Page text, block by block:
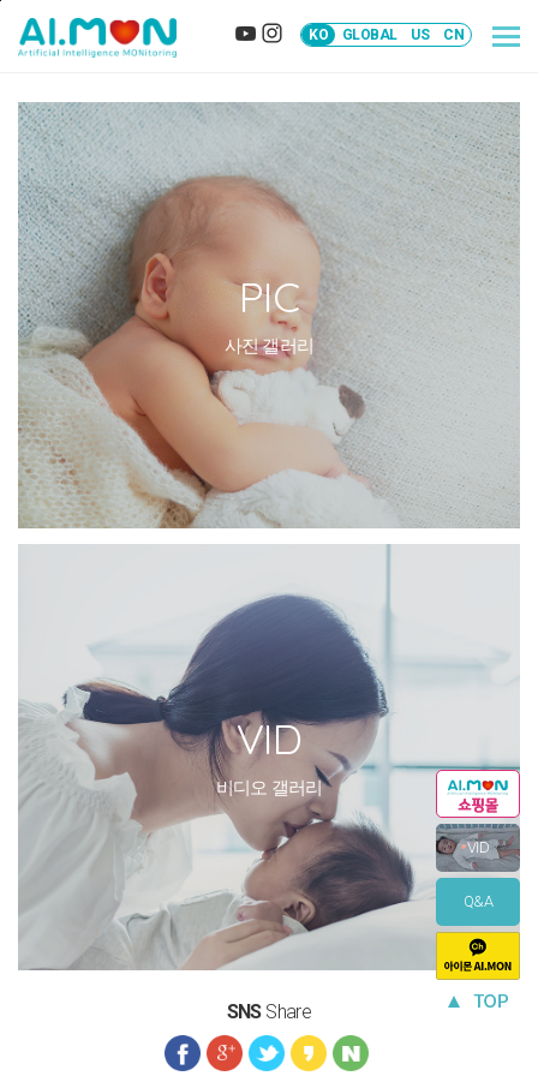
본문바로가기
KO GLOBAL US CN
VID
Q&A
PIC
사진 갤러리
VID
비디오 갤러리
SNS Share